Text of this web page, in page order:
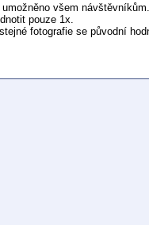
všem návštěvníkům.
pouze 1x.
fotografie se původní